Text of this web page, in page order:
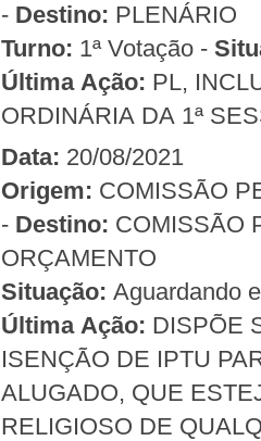
- Destino: PLENÁRIO
Turno:
1ª Votação -
Última Ação: PL,
ORDINÁRIA DA 1ª
Data: 20/08/2021
Origem:
- Destino:
ORÇAMENTO
Situação: Aguardando
Última Ação:
ISENÇÃO DE IPTU
ALUGADO, QUE
RELIGIOSO DE